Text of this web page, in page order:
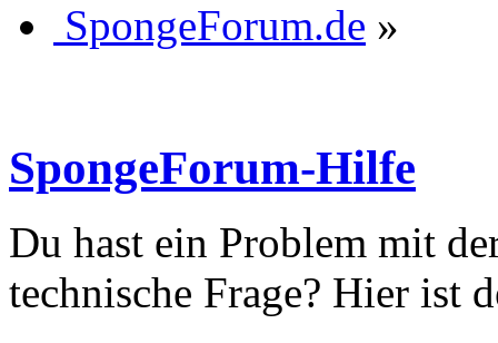
SpongeForum.de »
SpongeForum-Hilfe
Du hast ein Problem mit
technische Frage? Hier ist